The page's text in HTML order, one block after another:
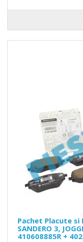
Pachet Placute si
SANDERO 3,
410608885R +